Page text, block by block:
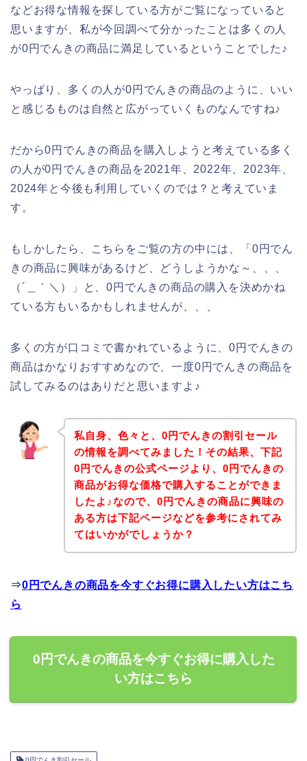
などお得な情報を探している方がご覧になっていると
思いますが、私が今回調べて分かったことは多くの人
が0円でんきの商品に満足しているということでした♪
やっぱり、多くの人が0円でんきの商品のように、いい
と感じるものは自然と広がっていくものなんですね♪
だから0円でんきの商品を購入しようと考えている多く
の人が0円でんきの商品を2021年、2022年、2023年、
2024年と今後も利用していくのでは？と考えていま
す。
もしかしたら、こちらをご覧の方の中には、「0円でん
きの商品に興味があるけど、どうしようかな～、、、
（´＿｀＼）」と、0円でんきの商品の購入を決めかね
ている方もいるかもしれませんが、、、
多くの方が口コミで書かれているように、0円でんきの
商品はかなりおすすめなので、一度0円でんきの商品を
試してみるのはありだと思いますよ♪
私自身、色々と、0円でんきの割引セール
の情報を調べてみました！その結果、下記
0円でんきの公式ページより、0円でんきの
商品がお得な価格で購入することができま
したよ♪なので、0円でんきの商品に興味の
ある方は下記ページなどを参考にされてみ
てはいかがでしょうか？
⇒0円でんきの商品を今すぐお得に購入したい方はこち
ら
0円でんきの商品を今すぐお得に購入した
い方はこちら